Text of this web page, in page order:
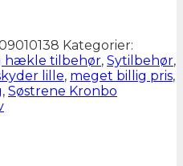
Kategorier:
hækle tilbehør, Sytilbehør,
lille, meget billig pris,
, Søstrene Kronbo